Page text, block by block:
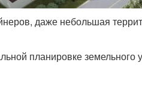
даже небольшая
планировке земельного